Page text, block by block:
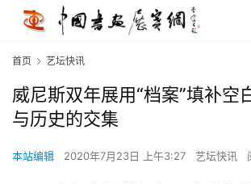
首页 艺坛快讯
威尼斯双年展用“档案”填补空
与历史的交集
本站编辑 2020年7月23日 上午3:27 艺坛快讯